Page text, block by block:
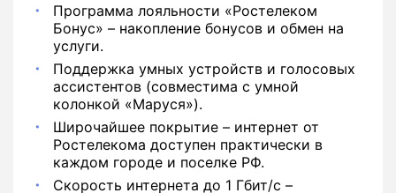
Программа лояльности «Ростелеком
Бонус» – накопление бонусов и обмен на
услуги.
Поддержка умных устройств и голосовых
ассистентов (совместима с умной
колонкой «Маруся»).
Широчайшее покрытие – интернет от
Ростелекома доступен практически в
каждом городе и поселке РФ.
Скорость интернета до 1 Гбит/с –